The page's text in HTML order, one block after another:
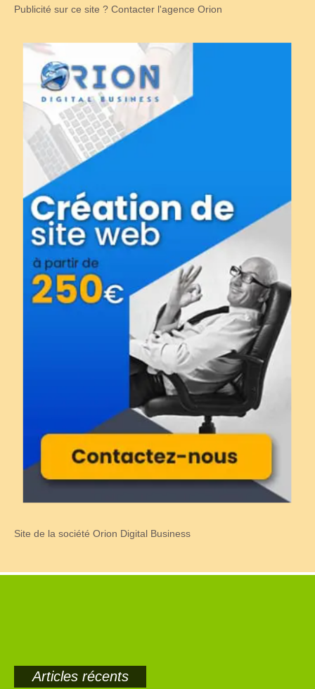
Publicité sur ce site ? Contacter l'agence Orion
Site de la société Orion Digital Business
Articles récents